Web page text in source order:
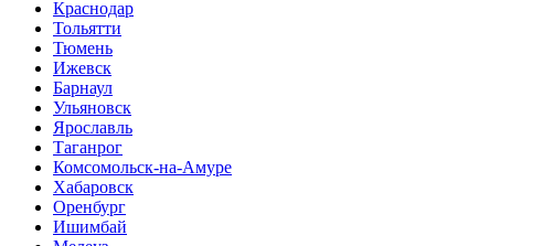
Краснодар
Тольятти
Тюмень
Ижевск
Барнаул
Ульяновск
Ярославль
Таганрог
Комсомольск-на-Амуре
Хабаровск
Оренбург
Ишимбай